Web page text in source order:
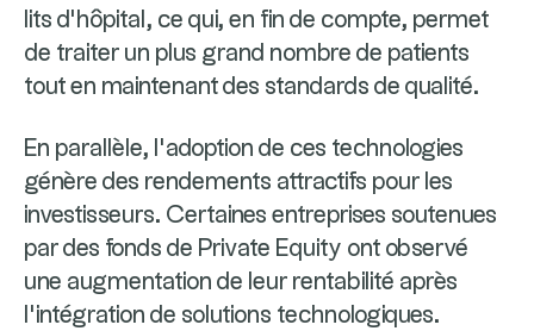
lits d’hôpital, ce qui, en fin de compte, permet
de traiter un plus grand nombre de patients
tout en maintenant des standards de qualité.
En parallèle, l’adoption de ces technologies
génère des rendements attractifs pour les
investisseurs. Certaines entreprises soutenues
par des fonds de Private Equity ont observé
une augmentation de leur rentabilité après
l’intégration de solutions technologiques.